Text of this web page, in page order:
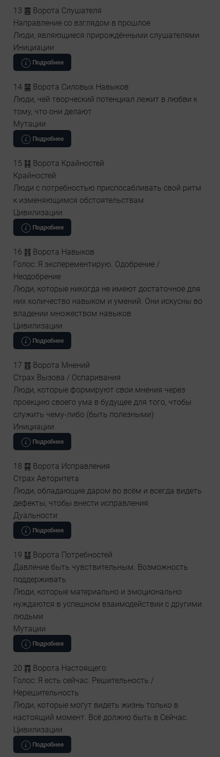
13 ䷌ Ворота Слушателя
Направление со взглядом в прошлое
Люди, являющиеся прирождёнными слушателями
Инициации
Подробнее
14 ䷍ Ворота Силовых Навыков
Люди, чей творческий потенциал лежит в любви к
тому, что они делают
Мутации
Подробнее
15 ䷎ Ворота Крайностей
Крайностей
Люди с потребностью приспосабливать свой ритм
к изменяющимся обстоятельствам
Цивилизации
Подробнее
16 ䷏ Ворота Навыков
Голос: Я эксперементирую. Одобрение /
Неодобрение
Люди, которые никогда не имеют достаточное для
них количество навыком и умений. Они искусны во
владении множеством навыков
Цивилизации
Подробнее
17 ䷐ Ворота Мнений
Страх Вызова / Оспаривания
Люди, которые формируют свои мнения через
проекцию своего ума в будущее для того, чтобы
служить чему-либо (быть полезными)
Инициации
Подробнее
18 ䷑ Ворота Исправления
Страх Авторитета
Люди, обладающие даром во всём и всегда видеть
дефекты, чтобы внести исправления
Дуальности
Подробнее
19 ䷒ Ворота Потребностей
Давление быть чувствительным. Возможность
поддерживать
Люди, которые материально и эмоционально
нуждаются в успешном взаимодействии с другими
людьми
Мутации
Подробнее
20 ䷓ Ворота Настоящего
Голос: Я есть сейчас. Решительность /
Нерешительность
Люди, которые могут видеть жизнь только в
настоящий момент. Всё должно быть в Сейчас.
Цивилизации
Подробнее